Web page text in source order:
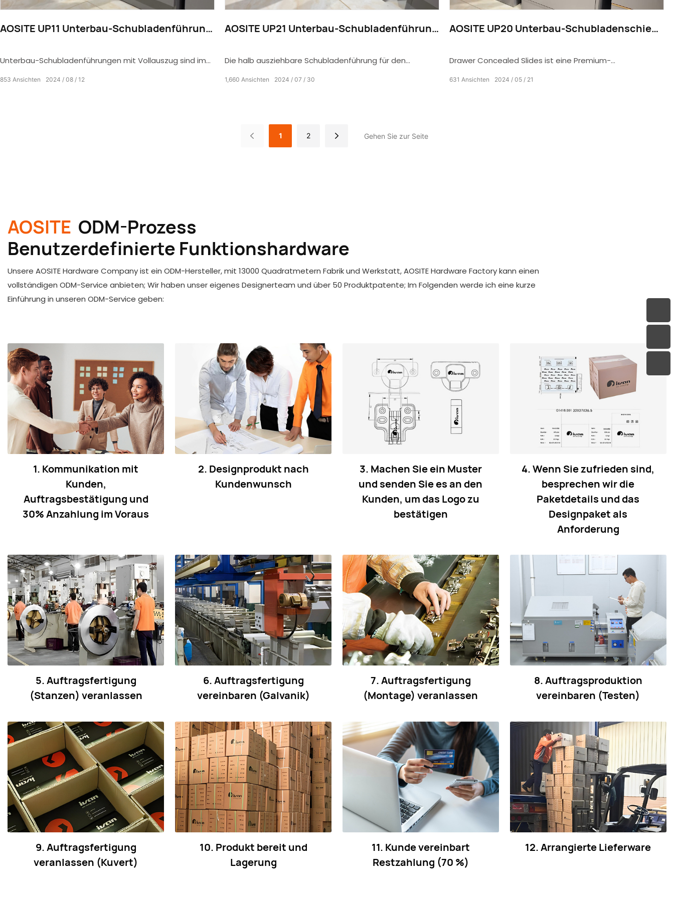
AOSITE UP11 Unterbau-Schubladenführung
Unterbau-Schubladenführungen mit Vollauszug sind im
2024 08 12
853 Ansichten
AOSITE UP21 Unterbau-Schubladenführung
Die halb ausziehbare Schubladenführung für den
2024 07 30
1,660 Ansichten
AOSITE UP20 Unterbau-Schubladenschiene
Öffnen, mit 1D/3D-Griff
Drawer Concealed Slides ist eine Premium-
2024 05 21
631 Ansichten
1 2
AOSITE ODM-Prozess
Benutzerdefinierte Funktionshardware
Unsere AOSITE Hardware Company ist ein ODM-Hersteller, mit 13000 Quadratmetern Fabrik und Werkstatt, AOSITE Hardware Factory kann einen
vollständigen ODM-Service anbieten; Wir haben unser eigenes Designerteam und über 50 Produktpatente; Im Folgenden werde ich eine kurze
Einführung in unseren ODM-Service geben:
1. Kommunikation mit
Kunden,
Auftragsbestätigung und
30% Anzahlung im Voraus
2. Designprodukt nach
Kundenwunsch
3. Machen Sie ein Muster
und senden Sie es an den
Kunden, um das Logo zu
bestätigen
4. Wenn Sie zufrieden sind,
besprechen wir die
Paketdetails und das
Designpaket als
Anforderung
5. Auftragsfertigung
(Stanzen) veranlassen
6. Auftragsfertigung
vereinbaren (Galvanik)
7. Auftragsfertigung
(Montage) veranlassen
8. Auftragsproduktion
vereinbaren (Testen)
9. Auftragsfertigung
veranlassen (Kuvert)
10. Produkt bereit und
Lagerung
11. Kunde vereinbart
Restzahlung (70 %)
12. Arrangierte Lieferware